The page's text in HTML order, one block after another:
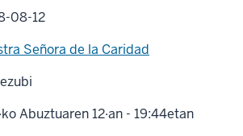
08-12
Señora de la Caridad
Abuztuaren 12·an - 19:44etan